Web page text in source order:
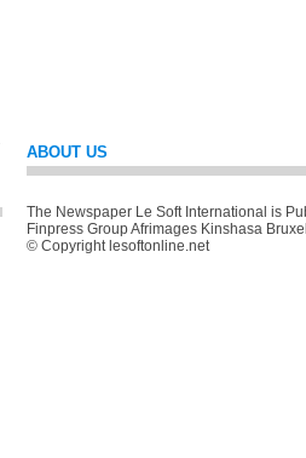
ABOUT US
The Newspaper Le Soft International is
Finpress Group Afrimages Kinshasa
© Copyright lesoftonline.net